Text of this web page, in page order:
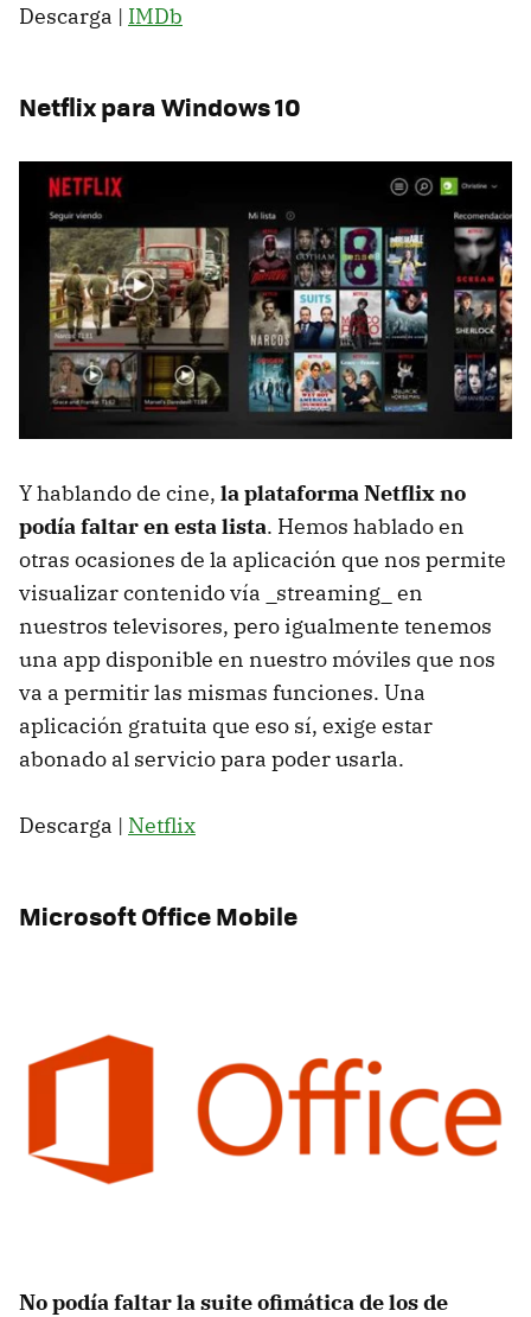
Descarga | IMDb
Netflix para Windows 10
Y hablando de cine, la plataforma Netflix no
podía faltar en esta lista. Hemos hablado en
otras ocasiones de la aplicación que nos permite
visualizar contenido vía _streaming_ en
nuestros televisores, pero igualmente tenemos
una app disponible en nuestro móviles que nos
va a permitir las mismas funciones. Una
aplicación gratuita que eso sí, exige estar
abonado al servicio para poder usarla.
Descarga | Netflix
Microsoft Office Mobile
No podía faltar la suite ofimática de los de